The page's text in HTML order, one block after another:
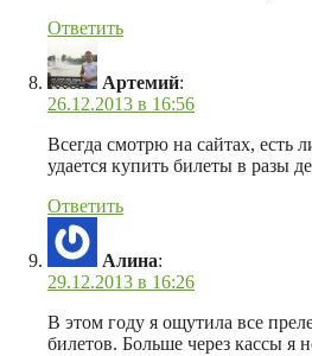
Ответить
Артемий:
26.12.2013 в 16:56
Всегда смотрю на сайтах, есть
удается купить билеты в разы
Ответить
Алина:
29.12.2013 в 16:26
В этом году я ощутила все
билетов. Больше через кассы я